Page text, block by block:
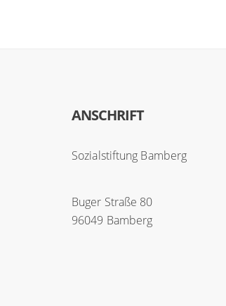
ANSCHRIFT
Sozialstiftung Bamberg
Buger Straße 80
96049 Bamberg